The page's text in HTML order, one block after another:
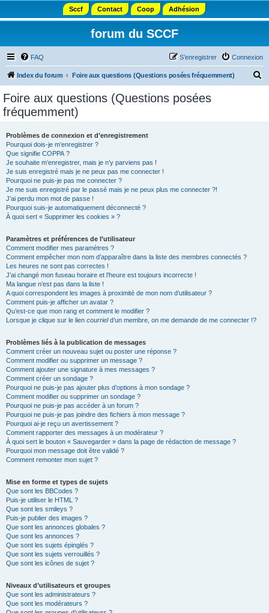
Sccf Contact Coop Adhésion
forum du SCCF
FAQ Connexion
S’enregistrer
Index du forum Foire aux questions (Questions posées fréquemment)
Foire aux questions (Questions posées
fréquemment)
Problèmes de connexion et d’enregistrement
Pourquoi dois-je m’enregistrer ?
Que signifie COPPA ?
Je souhaite m’enregistrer, mais je n’y parviens pas !
Je suis enregistré mais je ne peux pas me connecter !
Pourquoi ne puis-je pas me connecter ?
Je me suis enregistré par le passé mais je ne peux plus me connecter ?!
J’ai perdu mon mot de passe !
Pourquoi suis-je automatiquement déconnecté ?
À quoi sert « Supprimer les cookies » ?
Paramètres et préférences de l’utilisateur
Comment modifier mes paramètres ?
Comment empêcher mon nom d’apparaître dans la liste des membres connectés ?
Les heures ne sont pas correctes !
J’ai changé mon fuseau horaire et l’heure est toujours incorrecte !
Ma langue n’est pas dans la liste !
A quoi correspondent les images à proximité de mon nom d’utilisateur ?
Comment puis-je afficher un avatar ?
Qu’est-ce que mon rang et comment le modifier ?
Lorsque je clique sur le lien courrield’un membre, on me demande de me connecter !?
Problèmes liés à la publication de messages
Comment créer un nouveau sujet ou poster une réponse ?
Comment modifier ou supprimer un message ?
Comment ajouter une signature à mes messages ?
Comment créer un sondage ?
Pourquoi ne puis-je pas ajouter plus d’options à mon sondage ?
Comment modifier ou supprimer un sondage ?
Pourquoi ne puis-je pas accéder à un forum ?
Pourquoi ne puis-je pas joindre des fichiers à mon message ?
Pourquoi ai-je reçu un avertissement ?
Comment rapporter des messages à un modérateur ?
À quoi sert le bouton « Sauvegarder » dans la page de rédaction de message ?
Pourquoi mon message doit être validé ?
Comment remonter mon sujet ?
Mise en forme et types de sujets
Que sont les BBCodes ?
Puis-je utiliser le HTML ?
Que sont les smileys ?
Puis-je publier des images ?
Que sont les annonces globales ?
Que sont les annonces ?
Que sont les sujets épinglés ?
Que sont les sujets verrouillés ?
Que sont les icônes de sujet ?
Niveaux d’utilisateurs et groupes
Que sont les administrateurs ?
Que sont les modérateurs ?